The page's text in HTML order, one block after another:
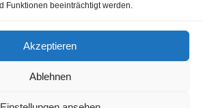
Funktionen beeinträchtigt werden.
Akzeptieren
Ablehnen